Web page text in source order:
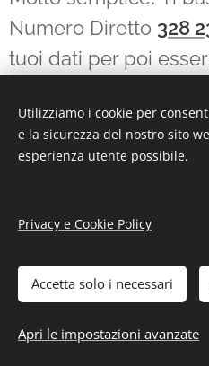
Numero Diretto 328
tuoi dati per poi
In alternativa
ottenere informazioni
COMPILA IL FORM
Il tuo nome
Utilizziamo i cookie per
e la sicurezza del nostro sito
esperienza utente possibile.
Privacy e Cookie Policy
Accetta solo i necessari
Apri le impostazioni avanzate